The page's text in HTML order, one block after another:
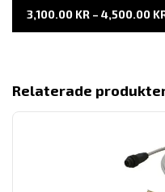
3,100.00 KR – 4,500.00
Relaterade